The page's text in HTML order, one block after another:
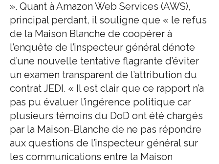
». Quant à Amazon Web Services (AWS),
principal perdant, il souligne que « le refus
de la Maison Blanche de coopérer à
l’enquête de l’inspecteur général dénote
d’une nouvelle tentative flagrante d’éviter
un examen transparent de l’attribution du
contrat JEDI. « Il est clair que ce rapport n’a
pas pu évaluer l’ingérence politique car
plusieurs témoins du DoD ont été chargés
par la Maison-Blanche de ne pas répondre
aux questions de l’inspecteur général sur
les communications entre la Maison